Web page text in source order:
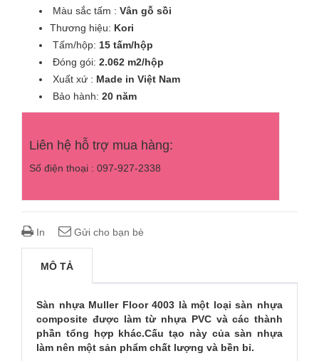
Màu sắc tấm : Vân gỗ sồi
Thương hiệu: Kori
Tấm/hộp: 15 tấm/hộp
Đóng gói: 2.062 m2/hộp
Xuất xứ : Made in Việt Nam
Bảo hành: 20 năm
Liên hệ hỗ trợ mua hàng:
Số điện thoại : 097-927-2338
In Gửi cho bạn bè
MÔ TẢ
Sàn nhựa Muller Floor 4003 là một loại sàn nhựa
composite được làm từ nhựa PVC và các thành
phần tổng hợp khác.Cấu tạo này của sàn nhựa
làm nên một sản phẩm chất lượng và bền bỉ.